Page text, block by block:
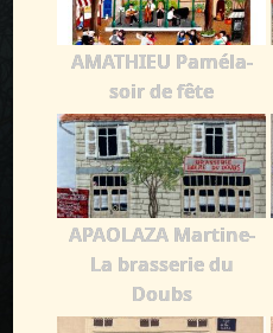
AMATHIEU Paméla-
soir de fête
APAOLAZA Martine-
La brasserie du
Doubs